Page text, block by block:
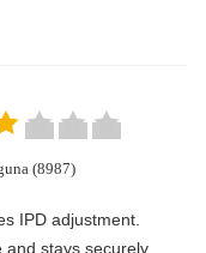
(8987)
IPD adjustment.
and stays securely